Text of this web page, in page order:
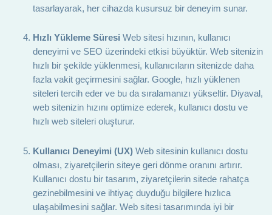
tasarlayarak, her cihazda kusursuz bir deneyim sunar.
Hızlı Yükleme Süresi Web sitesi hızının, kullanıcı
deneyimi ve SEO üzerindeki etkisi büyüktür. Web sitenizin
hızlı bir şekilde yüklenmesi, kullanıcıların sitenizde daha
fazla vakit geçirmesini sağlar. Google, hızlı yüklenen
siteleri tercih eder ve bu da sıralamanızı yükseltir. Diyaval,
web sitenizin hızını optimize ederek, kullanıcı dostu ve
hızlı web siteleri oluşturur.
Kullanıcı Deneyimi (UX)Web sitesinin kullanıcı dostu
olması, ziyaretçilerin siteye geri dönme oranını artırır.
Kullanıcı dostu bir tasarım, ziyaretçilerin sitede rahatça
gezinebilmesini ve ihtiyaç duyduğu bilgilere hızlıca
ulaşabilmesini sağlar. Web sitesi tasarımında iyi bir